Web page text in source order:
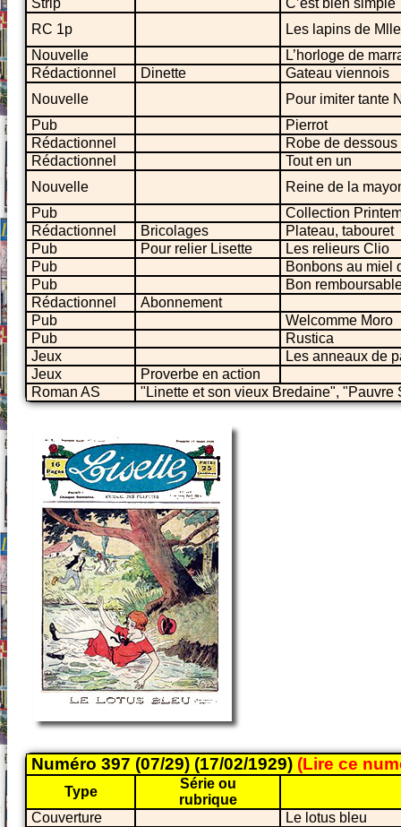
Strip
C’est bien simple
RC 1p
Les lapins de
Nouvelle
L’horloge de
Rédactionnel
Dinette
Gateau viennois
Nouvelle
Pour imiter tante
Pub
Pierrot
Rédactionnel
Robe de dessous
Rédactionnel
Tout en un
Nouvelle
Reine de la
Pub
Collection
Rédactionnel
Bricolages
Plateau, tabouret
Pub
Pour relier Lisette
Les relieurs Clio
Pub
Bonbons au miel
Pub
Bon
Rédactionnel
Abonnement
Pub
Welcomme Moro
Pub
Rustica
Jeux
Les anneaux de
Jeux
Proverbe en action
Roman AS
"Linette et son vieux Bredaine", "Pauvre
Numéro 397 (07/29) (17/02/1929) (Lire ce
Type
Série ou
rubrique
Couverture
Le lotus bleu